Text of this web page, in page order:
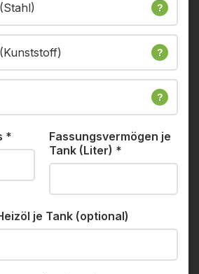
?
?
?
*
Fassungsvermögen je
Tank (Liter) *
je Tank (optional)